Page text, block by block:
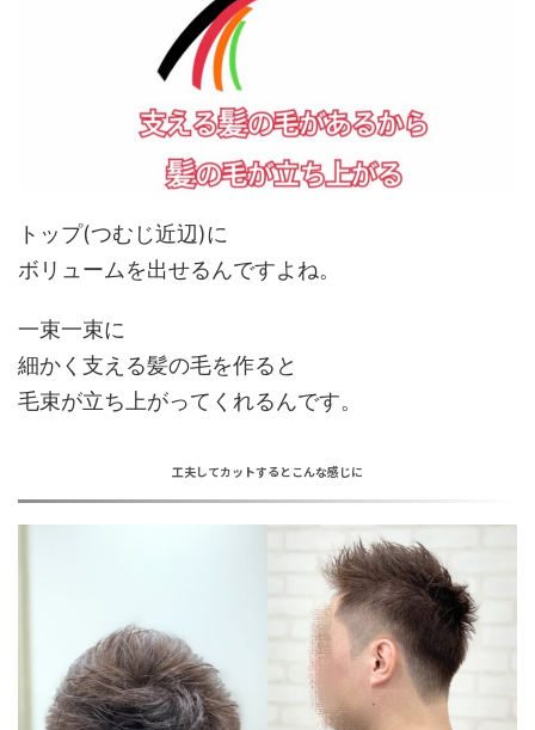
トップ(つむじ近辺)に
ボリュームを出せるんですよね。
一束一束に
細かく支える髪の毛を作ると
毛束が立ち上がってくれるんです。
工夫してカットするとこんな感じに